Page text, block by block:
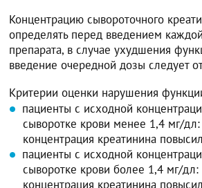
Концентрацию сывороточного
определять перед введением
препарата, в случае ухудшения
введение очередной дозы следует
Критерии оценки нарушения
пациенты с исходной
сыворотке крови менее 1,4 мг/
концентрация креатинина
пациенты с исходной
сыворотке крови более 1,4 мг/дл:
концентрация креатинина